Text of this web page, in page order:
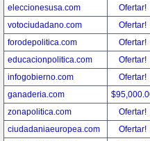
eleccionesusa.com
Ofertar!
votociudadano.com
Ofertar!
forodepolitica.com
Ofertar!
educacionpolitica.com
Ofertar!
infogobierno.com
Ofertar!
ganaderia.com
zonapolitica.com
Ofertar!
ciudadaniaeuropea.com
Ofertar!